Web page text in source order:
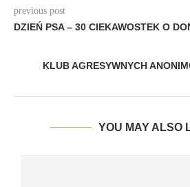
previous post
DZIEŃ PSA – 30 CIEKAWOSTEK O
KLUB AGRESYWNYCH
YOU MAY ALSO